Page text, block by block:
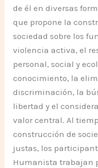
de él en diversas
que propone la
sociedad sobre los
violencia activa, el
personal, social y
conocimiento, la
discriminación, la
libertad y el
valor central. Al
construcción de
justas, los
Humanista trabajan